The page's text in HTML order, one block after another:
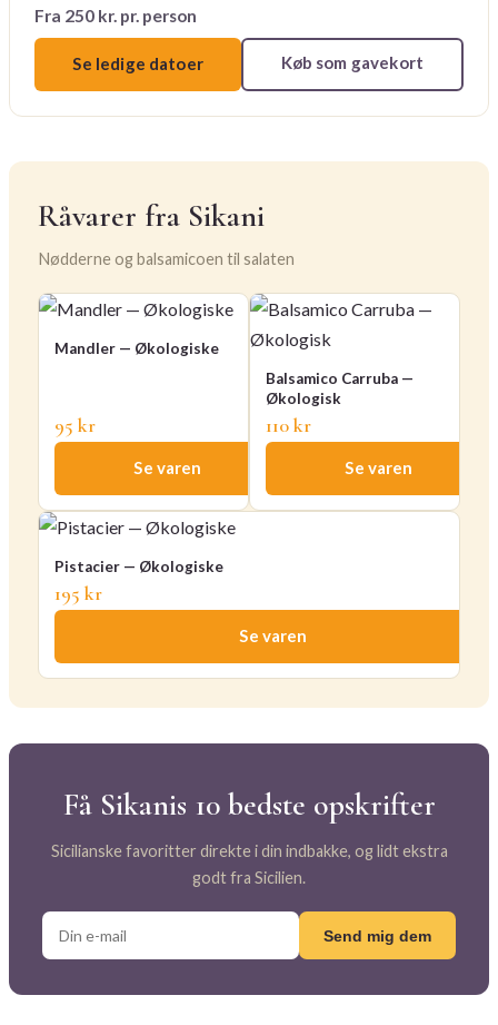
Fra 250 kr. pr. person
Se ledige datoer Køb som gavekort
Råvarer fra Sikani
Nødderne og balsamicoen til salaten
Mandler — Økologiske
95 kr
Se varen
Balsamico Carruba —
Økologisk
110 kr
Se varen
Pistacier — Økologiske
195 kr
Se varen
Få Sikanis 10 bedste opskrifter
Sicilianske favoritter direkte i din indbakke, og lidt ekstra
godt fra Sicilien.
Send mig dem